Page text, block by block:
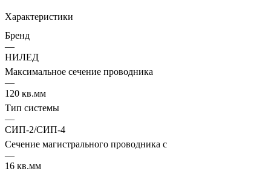
Характеристики
Бренд
—
НИЛЕД
Максимальное сечение проводника
—
120 кв.мм
Тип системы
—
СИП-2/СИП-4
Сечение магистрального проводника с
—
16 кв.мм